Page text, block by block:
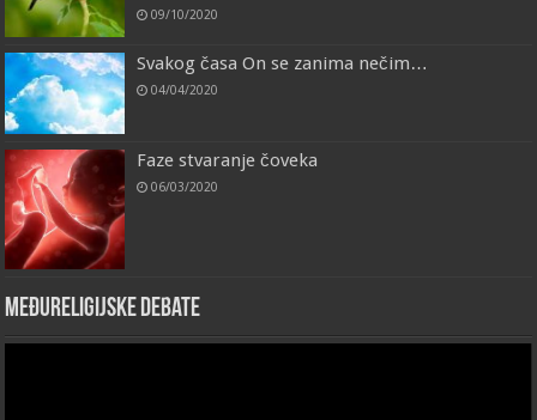
09/10/2020
Svakog časa On se zanima nečim…
04/04/2020
Faze stvaranje čoveka
06/03/2020
Međureligijske debate